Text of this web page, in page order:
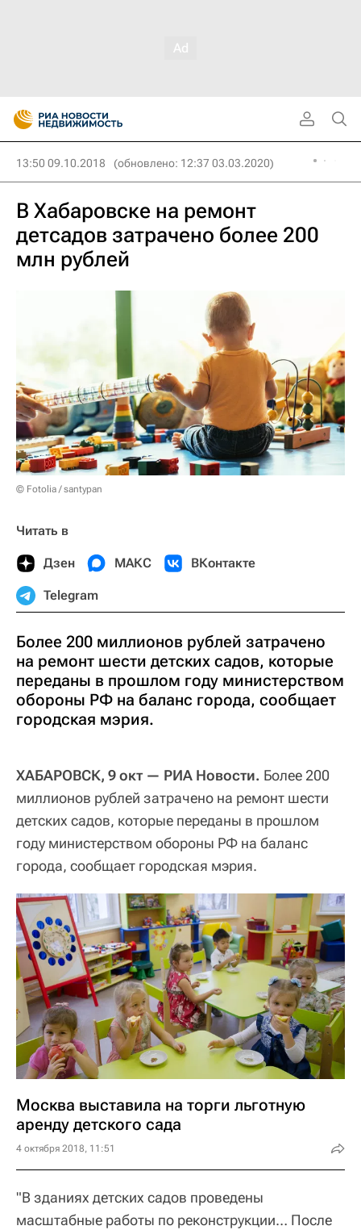
13:50 09.10.2018 (обновлено: 12:37 03.03.2020)
В Хабаровске на ремонт
детсадов затрачено более 200
млн рублей
© Fotolia / santypan
Читать в
Дзен МАКС ВКонтакте
Telegram
Более 200 миллионов рублей затрачено
на ремонт шести детских садов, которые
переданы в прошлом году министерством
обороны РФ на баланс города, сообщает
городская мэрия.
ХАБАРОВСК, 9 окт — РИА Новости. Более 200
миллионов рублей затрачено на ремонт шести
детских садов, которые переданы в прошлом
году министерством обороны РФ на баланс
города, сообщает городская мэрия.
Москва выставила на торги льготную
аренду детского сада
4 октября 2018, 11:51
"В зданиях детских садов проведены
масштабные работы по реконструкции… После